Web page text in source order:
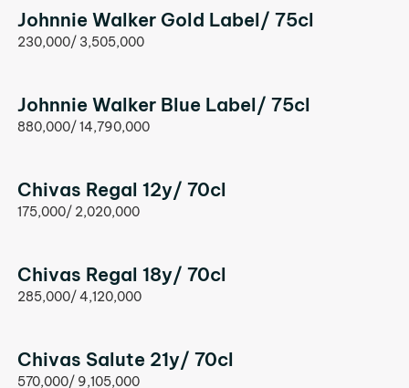
Johnnie Walker Gold Label/ 75cl
230,000/ 3,505,000
Johnnie Walker Blue Label/ 75cl
880,000/ 14,790,000
Chivas Regal 12y/ 70cl
175,000/ 2,020,000
Chivas Regal 18y/ 70cl
285,000/ 4,120,000
Chivas Salute 21y/ 70cl
570,000/ 9,105,000